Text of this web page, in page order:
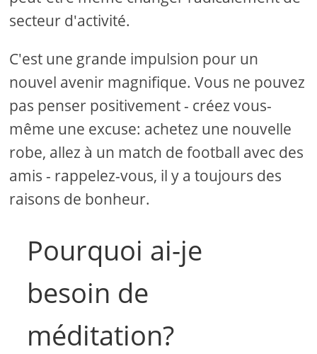
secteur d'activité.
C'est une grande impulsion pour un
nouvel avenir magnifique. Vous ne pouvez
pas penser positivement - créez vous-
même une excuse: achetez une nouvelle
robe, allez à un match de football avec des
amis - rappelez-vous, il y a toujours des
raisons de bonheur.
Pourquoi ai-je
besoin de
méditation?